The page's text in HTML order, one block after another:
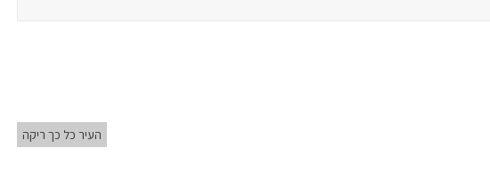
העיר כל כך ריקה